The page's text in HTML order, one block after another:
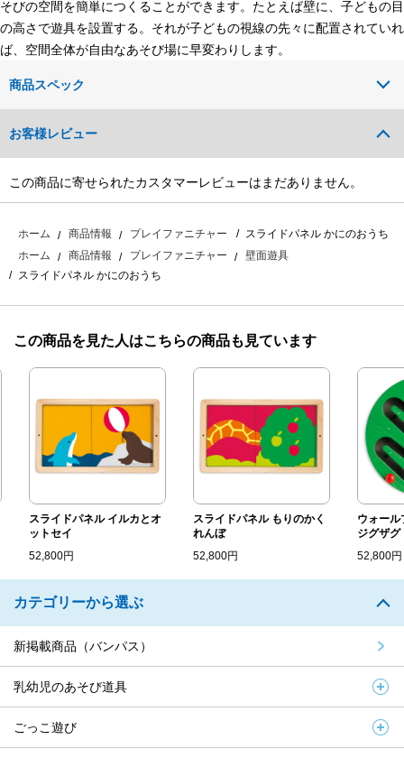
そびの空間を簡単につくることができます。たとえば壁に、子どもの目
の高さで遊具を設置する。それが子どもの視線の先々に配置されていれ
ば、空間全体が自由なあそび場に早変わりします。
商品スペック
お客様レビュー
この商品に寄せられたカスタマーレビューはまだありません。
ホーム 商品情報 プレイファニチャー
スライドパネル かにのおうち
ホーム
商品情報 プレイファニチャー
壁面遊具
スライドパネル かにのおうち
この商品を見た人はこちらの商品も見ています
スライドパネル イルカとオ
ットセイ
52,800円
スライドパネル もりのかく
れんぼ
52,800円
ウォール
ジグザグ
52,800円
カテゴリーから選ぶ
新掲載商品（バンパス）
乳幼児のあそび道具
ごっこ遊び